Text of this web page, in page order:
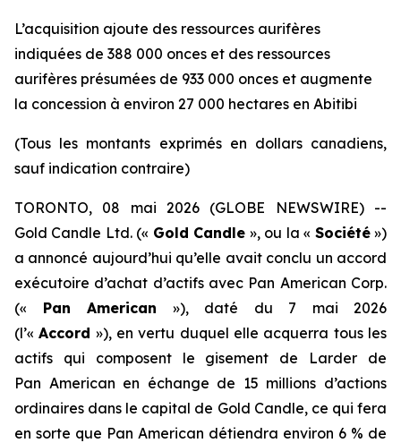
L’acquisition ajoute des ressources aurifères
indiquées de 388 000 onces et des ressources
aurifères présumées de 933 000 onces et augmente
la concession à environ 27 000 hectares en Abitibi
(Tous les montants exprimés en dollars canadiens,
sauf indication contraire)
TORONTO, 08 mai 2026 (GLOBE NEWSWIRE) --
Gold Candle Ltd. (« Gold Candle », ou la « Société»)
a annoncé aujourd’hui qu’elle avait conclu un accord
exécutoire d’achat d’actifs avec Pan American Corp.
(« Pan American »), daté du 7 mai 2026
(l’«Accord »), en vertu duquel elle acquerra tous les
actifs qui composent le gisement de Larder de
Pan American en échange de 15 millions d’actions
ordinaires dans le capital de Gold Candle, ce qui fera
en sorte que Pan American détiendra environ 6 % de